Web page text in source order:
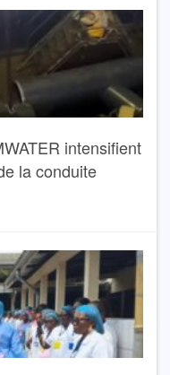
intensifient
la conduite